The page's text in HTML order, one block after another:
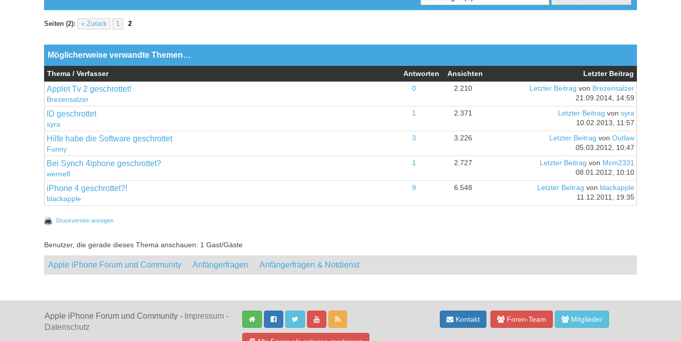
Seiten (2): « Zurück 1 2
Möglicherweise verwandte Themen…
Thema / Verfasser Antworten Ansichten Letzter Beitrag
Applet Tv 2 geschrottet!
Brezensalzer
0 2.210 Letzter Beitrag von Brezensalzer
21.09.2014, 14:59
ID geschrottet
syra
1 2.371 Letzter Beitrag von syra
10.02.2013, 11:57
Hilfe habe die Software geschrottet
Funny
3 3.226 Letzter Beitrag von Outlaw
05.03.2012, 10:47
Bei Synch 4iphone geschrottet?
werne8
1 2.727 Letzter Beitrag von Mcm2331
08.01.2012, 10:10
iPhone 4 geschrottet?!
blackapple
9 6.548 Letzter Beitrag von blackapple
11.12.2011, 19:35
Druckversion anzeigen
Benutzer, die gerade dieses Thema anschauen: 1 Gast/Gäste
Apple iPhone Forum und Community Anfängerfragen Anfängerfragen & Notdienst
Apple iPhone Forum und Community - Impressum -
Datenschutz
Kontakt Foren-Team Mitglieder